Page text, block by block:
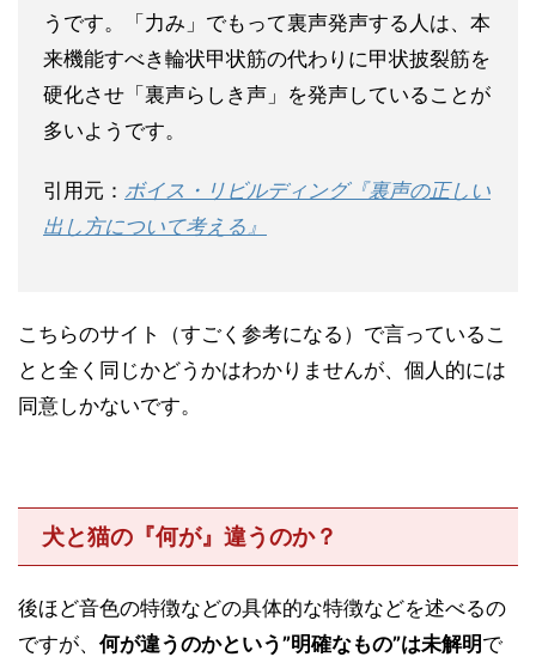
うです。「力み」でもって裏声発声する人は、本
来機能すべき輪状甲状筋の代わりに甲状披裂筋を
硬化させ「裏声らしき声」を発声していることが
多いようです。
引用元： ボイス・リビルディング『裏声の正しい
出し方について考える』
こちらのサイト（すごく参考になる）で言っているこ
とと全く同じかどうかはわかりませんが、個人的には
同意しかないです。
犬と猫の『何が』違うのか？
後ほど音色の特徴などの具体的な特徴などを述べるの
ですが、 何が違うのかという”明確なもの”は未解明で